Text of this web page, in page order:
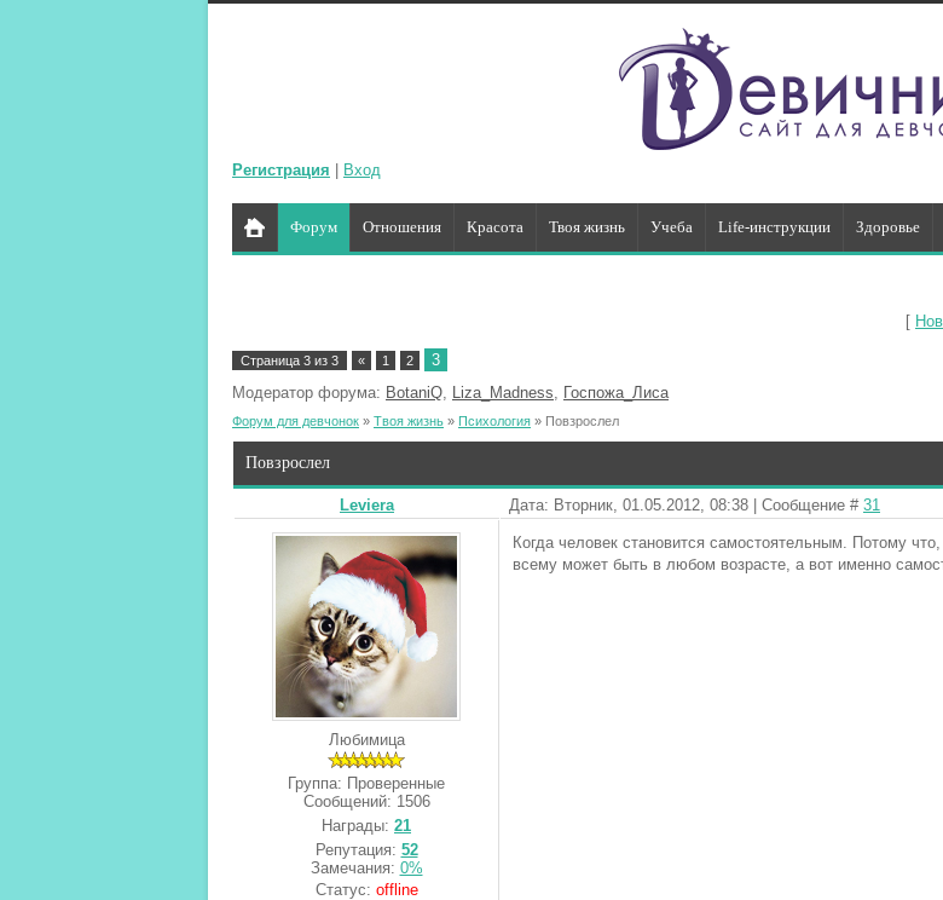
Регистрация Вход
Форум Отношения Красота Твоя жизнь Учеба Life-инструкции Здоровье
[
Страница 3 из 3 « 1 2
3
Модератор форума: BotaniQ, Liza_Madness, Госпожа_Лиса
Форум для девчонок » Твоя жизнь » Психология » Повзрослел
Повзрослел
Leviera Дата: Вторник, 01.05.2012, 08:38 | Сообщение # 31
Любимица
Группа: Проверенные
Сообщений: 1506
Награды: 21
Репутация: 52
Замечания: 0%
Статус: offline
Когда человек становится самостоятельным. Потому
всему может быть в любом возрасте, а вот именно